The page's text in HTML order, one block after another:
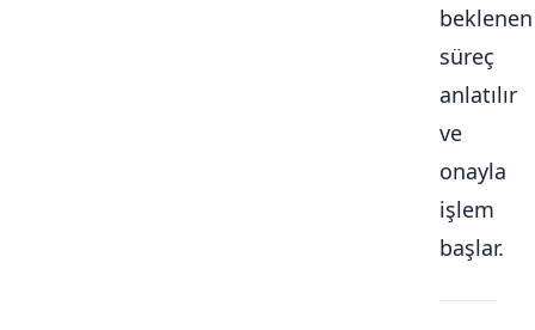
beklenen
süreç
anlatılır
ve
onayla
işlem
başlar.